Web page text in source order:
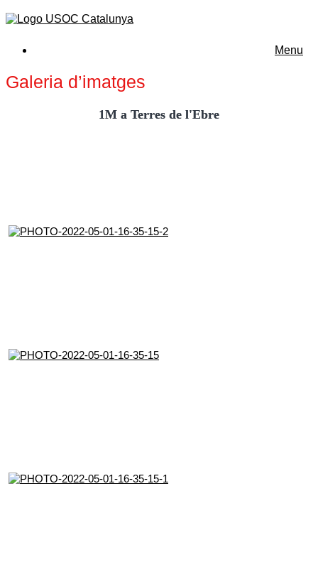
Menu
Galeria d’imatges
1M a Terres de l'Ebre